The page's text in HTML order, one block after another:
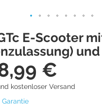
E-Scooter
€
kostenloser Versand
Garantie